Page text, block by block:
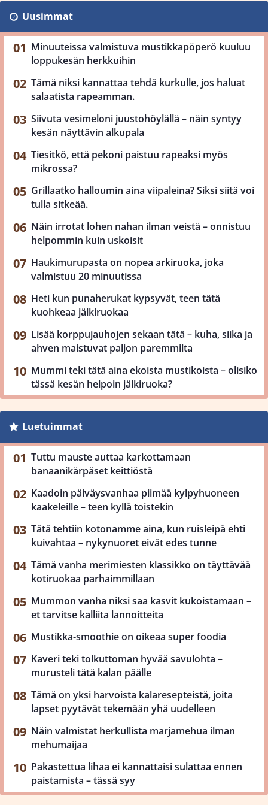
Uusimmat
Minuuteissa valmistuva mustikkapöperö kuuluu
loppukesän herkkuihin
Tämä niksi kannattaa tehdä kurkulle, jos haluat
salaatista rapeamman.
Siivuta vesimeloni juustohöylällä – näin syntyy
kesän näyttävin alkupala
Tiesitkö, että pekoni paistuu rapeaksi myös
mikrossa?
Grillaatko halloumin aina viipaleina? Siksi siitä voi
tulla sitkeää.
Näin irrotat lohen nahan ilman veistä – onnistuu
helpommin kuin uskoisit
Haukimurupasta on nopea arkiruoka, joka
valmistuu 20 minuutissa
Heti kun punaherukat kypsyvät, teen tätä
kuohkeaa jälkiruokaa
Lisää korppujauhojen sekaan tätä – kuha, siika ja
ahven maistuvat paljon paremmilta
Mummi teki tätä aina ekoista mustikoista – olisiko
tässä kesän helpoin jälkiruoka?
Luetuimmat
Tuttu mauste auttaa karkottamaan
banaanikärpäset keittiöstä
Kaadoin päiväysvanhaa piimää kylpyhuoneen
kaakeleille – teen kyllä toistekin
Tätä tehtiin kotonamme aina, kun ruisleipä ehti
kuivahtaa – nykynuoret eivät edes tunne
Tämä vanha merimiesten klassikko on täyttävää
kotiruokaa parhaimmillaan
Mummon vanha niksi saa kasvit kukoistamaan –
et tarvitse kalliita lannoitteita
Mustikka-smoothie on oikeaa super foodia
Kaveri teki tolkuttoman hyvää savulohta –
murusteli tätä kalan päälle
Tämä on yksi harvoista kalaresepteistä, joita
lapset pyytävät tekemään yhä uudelleen
Näin valmistat herkullista marjamehua ilman
mehumaijaa
Pakastettua lihaa ei kannattaisi sulattaa ennen
paistamista – tässä syy